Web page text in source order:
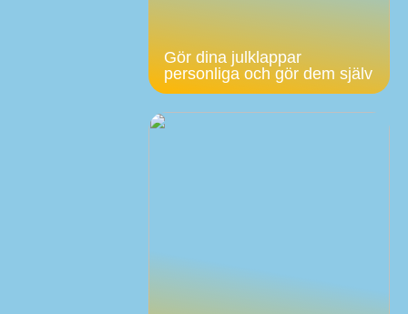
Gör dina julklappar
personliga och gör dem själv